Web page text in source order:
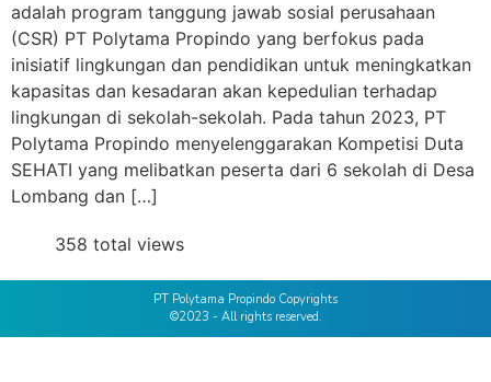
adalah program tanggung jawab sosial perusahaan
(CSR) PT Polytama Propindo yang berfokus pada
inisiatif lingkungan dan pendidikan untuk meningkatkan
kapasitas dan kesadaran akan kepedulian terhadap
lingkungan di sekolah-sekolah. Pada tahun 2023, PT
Polytama Propindo menyelenggarakan Kompetisi Duta
SEHATI yang melibatkan peserta dari 6 sekolah di Desa
Lombang dan […]
358 total views
PT Polytama Propindo Copyrights
©2023 - All rights reserved.